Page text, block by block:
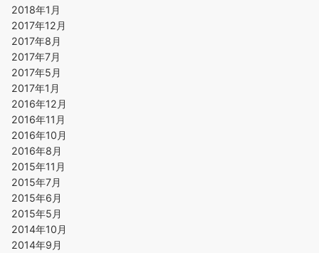
2018年1月
2017年12月
2017年8月
2017年7月
2017年5月
2017年1月
2016年12月
2016年11月
2016年10月
2016年8月
2015年11月
2015年7月
2015年6月
2015年5月
2014年10月
2014年9月